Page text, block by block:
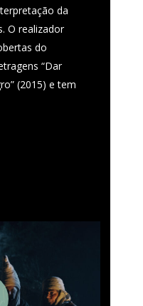
da
O realizador
do
“Dar
(2015) e tem